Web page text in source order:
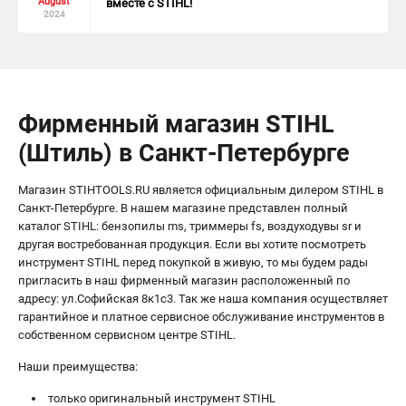
2024
вместе с STIHL!
Фирменный магазин STIHL
(Штиль) в Санкт-Петербурге
Магазин STIHTOOLS.RU является официальным дилером STIHL в
Санкт-Петербурге. В нашем магазине представлен полный
каталог STIHL: бензопилы ms, триммеры fs, воздуходувы srи
другая востребованная продукция. Если вы хотите посмотреть
инструмент STIHL перед покупкой в живую, то мы будем рады
пригласить в наш фирменный магазин расположенный по
адресу: ул.Софийская 8к1с3. Так же наша компания осуществляет
гарантийное и платное сервисное обслуживание инструментов в
собственном сервисном центре STIHL.
Наши преимущества:
только оригинальный инструмент STIHL